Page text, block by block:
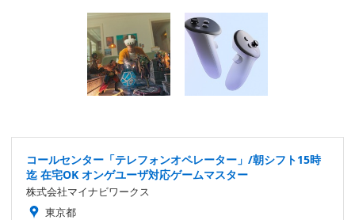
コールセンター「テレフォンオペレーター」/朝シフト15時
迄 在宅OK オンゲユーザ対応ゲームマスター
株式会社マイナビワークス
東京都